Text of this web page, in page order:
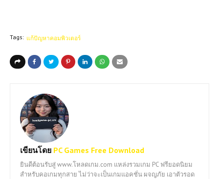
Tags: แก้ปัญหาคอมพิวเตอร์
เขียนโดย PC Games Free Download
ยินดีต้อนรับสู่ www.โหลดเกม.com แหล่งรวมเกม PC ฟรียอดนิยม
สำหรับคอเกมทุกสาย ไม่ว่าจะเป็นเกมแอคชั่น ผจญภัย เอาตัวรอด